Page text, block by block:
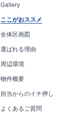
Gallery
ここがおススメ
全体区画図
選ばれる理由
周辺環境
物件概要
担当からのイチ押し
よくあるご質問